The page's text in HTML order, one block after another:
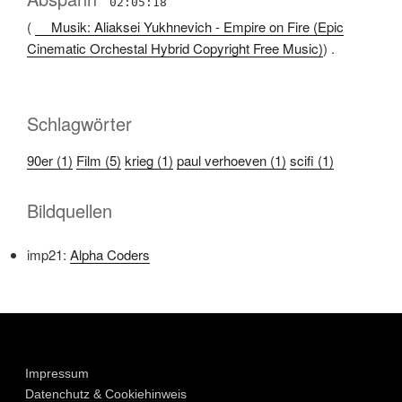
(
Musik: Aliaksei Yukhnevich - Empire on Fire (Epic
Cinematic Orchestal Hybrid Copyright Free Music)) .
Schlagwörter
90er (1) Film (5) krieg (1) paul verhoeven (1) scifi (1)
Bildquellen
imp21: Alpha Coders
Impressum
Datenchutz & Cookiehinweis